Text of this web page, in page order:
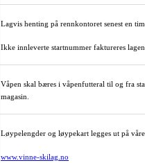
Lagvis henting på rennkontoret senest en
Ikke innleverte startnummer faktureres
Våpen skal bæres i våpenfutteral til og fra
magasin.
Løypelengder og løypekart legges ut på
www.vinne-skilag.no